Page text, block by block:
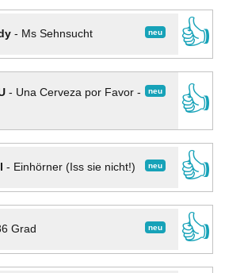
neu
- Ms Sehnsucht
👍
neu
- Una Cerveza por Favor -
👍
neu
- Einhörner (Iss sie nicht!)
👍
neu
Grad
👍